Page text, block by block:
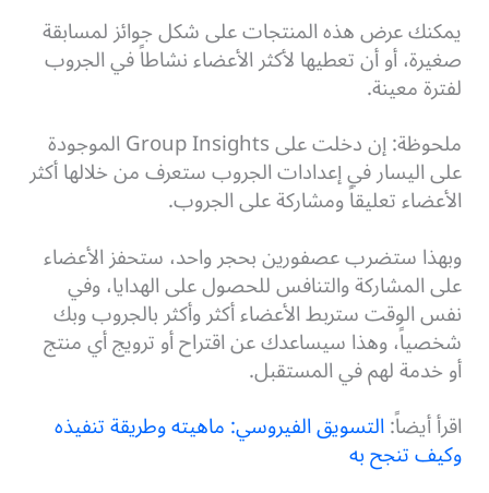
يمكنك عرض هذه المنتجات على شكل جوائز لمسابقة
صغيرة، أو أن تعطيها لأكثر الأعضاء نشاطاً في الجروب
لفترة معينة.
ملحوظة: إن دخلت على Group Insights الموجودة
على اليسار في إعدادات الجروب ستعرف من خلالها أكثر
الأعضاء تعليقاً ومشاركة على الجروب.
وبهذا ستضرب عصفورين بحجر واحد، ستحفز الأعضاء
على المشاركة والتنافس للحصول على الهدايا، وفي
نفس الوقت ستربط الأعضاء أكثر وأكثر بالجروب وبك
شخصياً، وهذا سيساعدك عن اقتراح أو ترويج أي منتج
أو خدمة لهم في المستقبل.
اقرأ أيضاً:التسويق الفيروسي: ماهيته وطريقة تنفيذه
وكيف تنجح به